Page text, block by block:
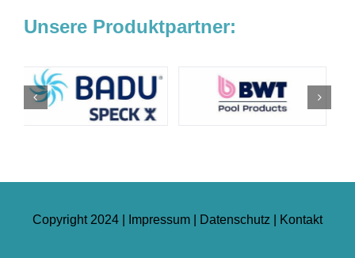
Unsere Produktpartner:
Copyright 2024 | Impressum Datenschutz Kontakt